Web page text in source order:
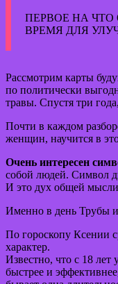
ПЕРВОЕ НА ЧТО
ВРЕМЯ ДЛЯ
Рассмотрим карты
по политически
травы. Спустя три
Почти в каждом
женщин, научится в
Очень интересен
собой людей. Символ
И это дух общей
Именно в день Трубы и
По гороскопу Ксении
характер.
Известно, что с 18
быстрее и